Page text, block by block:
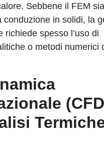
Sebbene il FEM sia
conduzione in solidi, la
richiede spesso l’uso di
o metodi numerici